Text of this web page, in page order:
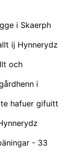
i Skaerph
ij Hynnerydz
och
i
hafuer gifuitt
- 33